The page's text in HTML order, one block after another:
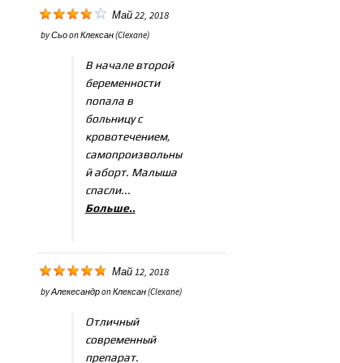
Май 22, 2018
byСьоonКлексан (Clexane)
В начале второй
беременности
попала в
больницу с
кровотечением,
самопроизвольны
й аборт. Малыша
спасли...
Больше..
Май 12, 2018
byАлекесандрonКлексан (Clexane)
Отличный
современный
препарат.